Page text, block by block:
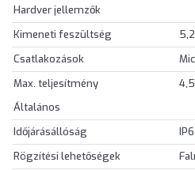
Hardver jellemzők
Kimeneti feszültség
Csatlakozások
Max. teljesítmény
Általános
Időjárásállóság
Rögzítési lehetőségek